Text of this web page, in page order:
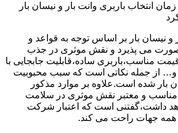
انتخاب باربری وانت بار و نیسان بار
و نیسان بار بر اساس توجه به قواعد و
می پذیرد و نقش موثری در جذب
مناسب،باربری ساده،قابلیت جابجایی با
از جمله نکاتی است که سبب محبوبیت
بار شده است.علاوه بر موارد مذکور
مناسب و معتبر نقش موثری در سلامت
داشت،گفتنی است که اعتبار شرکت
همه جهات راحت می کند.